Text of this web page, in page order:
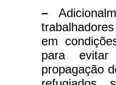
–
em
para
propagação